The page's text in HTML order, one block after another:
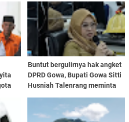
Buntut bergulirnya hak angket
DPRD Gowa, Bupati Gowa Sitti
Husniah Talenrang meminta
(Sulsel) Andi Sudirman
Sulaiman turun tangan